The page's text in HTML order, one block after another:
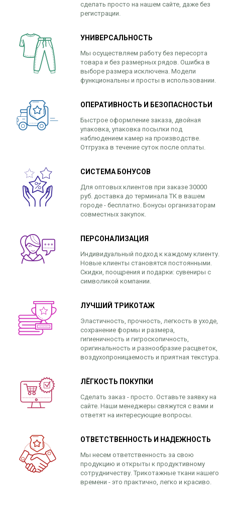
сделать просто на нашем сайте, даже без
регистрации.
УНИВЕРСАЛЬНОСТЬ
Мы осуществляем работу без пересорта
товара и без размерных рядов. Ошибка в
выборе размера исключена. Модели
функциональны и просты в использовании.
ОПЕРАТИВНОСТЬ И БЕЗОПАСНОСТЬИ
Быстрое оформление заказа, двойная
упаковка, упаковка посылки под
наблюдением камер на производстве.
Отгрузка в течение суток после оплаты.
СИСТЕМА БОНУСОВ
Для оптовых клиентов при заказе 30000
руб. доставка до терминала ТК в вашем
городе - бесплатно. Бонусы организаторам
совместных закупок.
ПЕРСОНАЛИЗАЦИЯ
Индивидуальный подход к каждому клиенту.
Новые клиенты становятся постоянными.
Скидки, поощрения и подарки: сувениры с
символикой компании.
ЛУЧШИЙ ТРИКОТАЖ
Эластичность, прочность, легкость в уходе,
сохранение формы и размера,
гигиеничность и гигроскопичность,
оригинальность и разнообразие расцветок,
воздухопроницаемость и приятная текстура.
ЛЁГКОСТЬ ПОКУПКИ
Сделать заказ - просто. Оставьте заявку на
сайте. Наши менеджеры свяжутся с вами и
ответят на интересующие вопросы.
ОТВЕТСТВЕННОСТЬ И НАДЕЖНОСТЬ
Мы несем ответственность за свою
продукцию и открыты к продуктивному
сотрудничеству. Трикотажные ткани нашего
времени - это практично, легко и красиво.